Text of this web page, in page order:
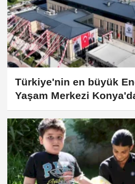
Türkiye'nin en büyük
Yaşam Merkezi
açıldı